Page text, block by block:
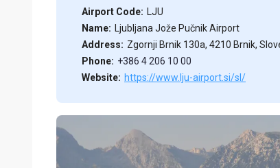
Airport Code: LJU
Name: Ljubljana Jože Pučnik Airport
Address: Zgornji Brnik 130a, 4210 Brnik,
Phone: +386 4 206 10 00
Website: https://www.lju-airport.si/sl/